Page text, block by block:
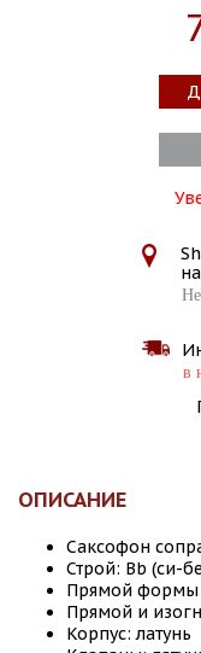
в
ОПИСАНИЕ
Саксофон
Строй: Bb (си-
Прямой формы
Прямой и
Корпус: латунь